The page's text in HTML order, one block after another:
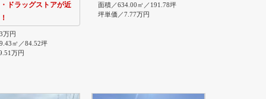
ドラッグストアが近
万円
㎡／84.52坪
万円
面積／634.00㎡／191.78坪
坪単価／7.77万円